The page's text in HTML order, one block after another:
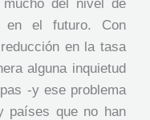
mucho del nivel de
en el futuro. Con
en la tasa
alguna inquietud
-y ese problema
países que no han